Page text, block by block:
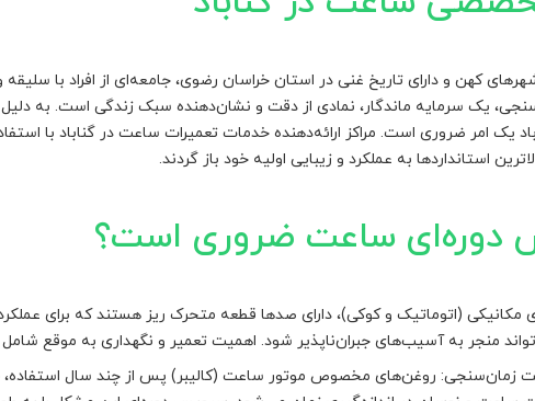
شهرهای کهن و دارای تاریخ غنی در استان خراسان رضوی، جامعه‌ای از افراد با
یک سرمایه ماندگار، نمادی از دقت و نشان‌دهنده سبک زندگی است. به
یک امر ضروری است. مراکز ارائه‌دهنده خدمات تعمیرات ساعت در گناباد با
استانداردها به عملکرد و زیبایی اولیه خود باز گردند.
دوره‌ای ساعت ضروری است؟
(اتوماتیک و کوکی)، دارای صدها قطعه متحرک ریز هستند که برای
منجر به آسیب‌های جبران‌ناپذیر شود. اهمیت تعمیر و نگهداری به موقع
زمان‌سنجی: روغن‌های مخصوص موتور ساعت (کالیبر) پس از چند سال